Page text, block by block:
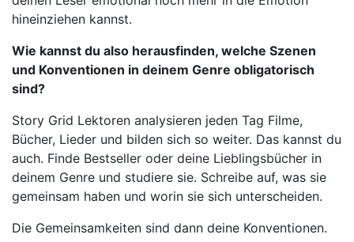
hineinziehen kannst.
Wie kannst du also herausfinden, welche Szenen
und Konventionen in deinem Genre obligatorisch
sind?
Story Grid Lektoren analysieren jeden Tag Filme,
Bücher, Lieder und bilden sich so weiter. Das kannst du
auch. Finde Bestseller oder deine Lieblingsbücher in
deinem Genre und studiere sie. Schreibe auf, was sie
gemeinsam haben und worin sie sich unterscheiden.
Die Gemeinsamkeiten sind dann deine Konventionen.